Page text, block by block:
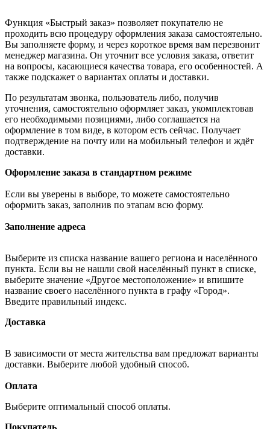
Функция «Быстрый заказ» позволяет покупателю не
проходить всю процедуру оформления заказа самостоятельно.
Вы заполняете форму, и через короткое время вам перезвонит
менеджер магазина. Он уточнит все условия заказа, ответит
на вопросы, касающиеся качества товара, его особенностей. А
также подскажет о вариантах оплаты и доставки.
По результатам звонка, пользователь либо, получив
уточнения, самостоятельно оформляет заказ, укомплектовав
его необходимыми позициями, либо соглашается на
оформление в том виде, в котором есть сейчас. Получает
подтверждение на почту или на мобильный телефон и ждёт
доставки.
Оформление заказа в стандартном режиме
Если вы уверены в выборе, то можете самостоятельно
оформить заказ, заполнив по этапам всю форму.
Заполнение адреса
Выберите из списка название вашего региона и населённого
пункта. Если вы не нашли свой населённый пункт в списке,
выберите значение «Другое местоположение» и впишите
название своего населённого пункта в графу «Город».
Введите правильный индекс.
Доставка
В зависимости от места жительства вам предложат варианты
доставки. Выберите любой удобный способ.
Оплата
Выберите оптимальный способ оплаты.
Покупатель